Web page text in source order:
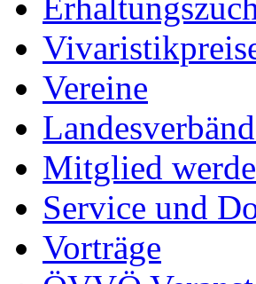
Vereine
Mitglied
Service und
Vorträge